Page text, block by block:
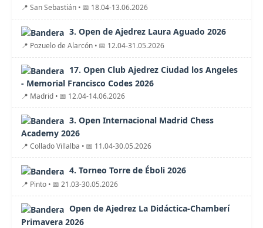
📍 San Sebastián • 📅 18.04-13.06.2026
3. Open de Ajedrez Laura Aguado 2026
📍 Pozuelo de Alarcón • 📅 12.04-31.05.2026
17. Open Club Ajedrez Ciudad los Angeles
- Memorial Francisco Codes 2026
📍 Madrid • 📅 12.04-14.06.2026
3. Open Internacional Madrid Chess
Academy 2026
📍 Collado Villalba • 📅 11.04-30.05.2026
4. Torneo Torre de Éboli 2026
📍 Pinto • 📅 21.03-30.05.2026
Open de Ajedrez La Didáctica-Chamberí
Primavera 2026